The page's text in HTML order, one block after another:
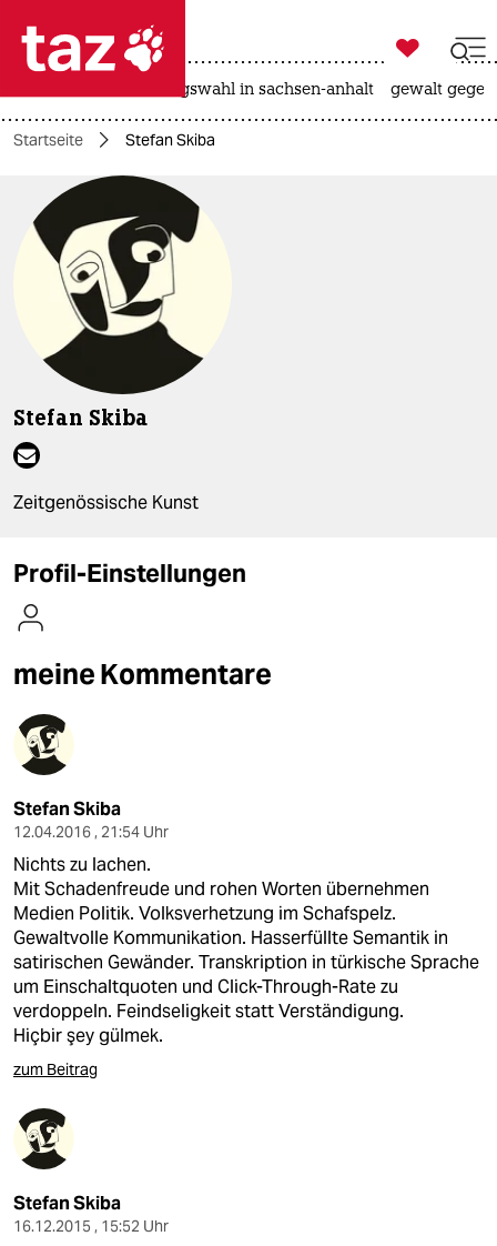
 taz zahl ich
taz zahl ich
themen
politik
gesellschaft
kultur
sport
berlin
wahrheit
veranstaltungen
shop
fragen & hilfe
unterstützen
abo
genossenschaft
epaper login

taz zahl ich
landtagswahl in sachsen-anhalt gewalt
Startseite Stefan Skiba
Stefan Skiba
Zeitgenössische Kunst
Profil-Einstellungen
meine Kommentare
Stefan Skiba
12.04.2016 , 21:54 Uhr
Nichts zu lachen.
Mit Schadenfreude und rohen Worten übernehmen
Medien Politik. Volksverhetzung im Schafspelz.
Gewaltvolle Kommunikation. Hasserfüllte Semantik in
satirischen Gewänder. Transkription in türkische Sprache
um Einschaltquoten und Click-Through-Rate zu
verdoppeln. Feindseligkeit statt Verständigung.
Hiçbir şey gülmek.
zum Beitrag
Stefan Skiba
16.12.2015 , 15:52 Uhr